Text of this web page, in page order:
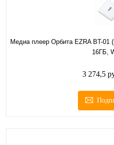
Медиа плеер Орбита EZRA BT-01
16ГБ,
3 274,5